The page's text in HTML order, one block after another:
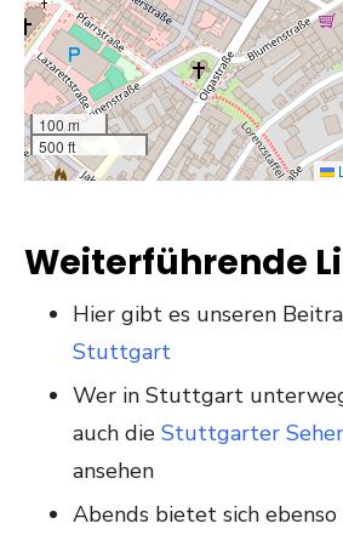
100 m
500 ft
Weiterführende
Hier gibt es unseren
Stuttgart
Wer in Stuttgart
auch die Stuttgarter
ansehen
Abends bietet sich ebenso